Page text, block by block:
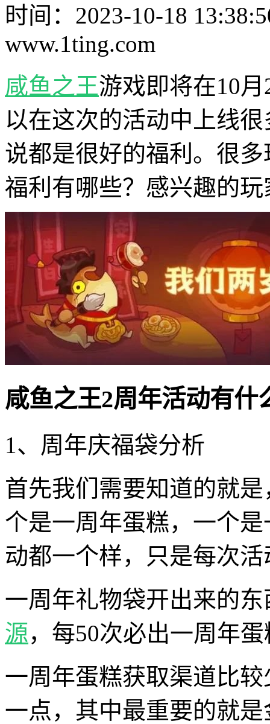
时间：2023-10-18
www.1ting.com
咸鱼之王游戏即将在10
以在这次的活动中上线
说都是很好的福利。很
福利有哪些？感兴趣的
咸鱼之王2周年活动有什
1、周年庆福袋分析
首先我们需要知道的就
个是一周年蛋糕，一个
动都一个样，只是每次
一周年礼物袋开出来的
源，每50次必出一周年
一周年蛋糕获取渠道比
一点，其中最重要的就